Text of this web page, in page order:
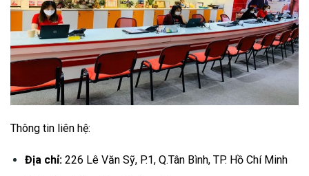
Thông tin liên hệ:
Địa chỉ:226 Lê Văn Sỹ, P.1, Q.Tân Bình, TP. Hồ Chí Minh